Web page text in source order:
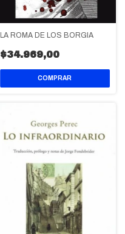
LA ROMA DE LOS BORGIA
$34.969,00